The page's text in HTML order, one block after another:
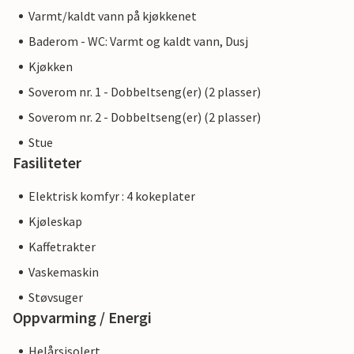
Varmt/kaldt vann på kjøkkenet
Baderom - WC: Varmt og kaldt vann, Dusj
Kjøkken
Soverom nr. 1 - Dobbeltseng(er) (2 plasser)
Soverom nr. 2 - Dobbeltseng(er) (2 plasser)
Stue
Fasiliteter
Elektrisk komfyr : 4 kokeplater
Kjøleskap
Kaffetrakter
Vaskemaskin
Støvsuger
Oppvarming / Energi